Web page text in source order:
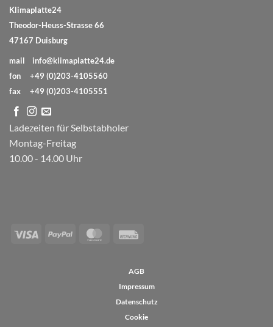
Klimaplatte24
Theodor-Heuss-Strasse 66
47167 Duisburg
mail info@klimaplatte24.de
fon +49 (0)203-4105560
fax +49 (0)203-4105551
Ladezeiten für Selbstabholer
Montag-Freitag
10.00 - 14.00 Uhr
Visa PayPal MasterCard
AGB
Impressum
Datenschutz
Cookie